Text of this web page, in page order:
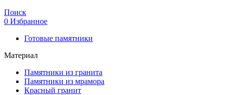
Поиск
0 Избранное
Готовые памятники
Материал
Памятники из гранита
Памятники из мрамора
Красный гранит